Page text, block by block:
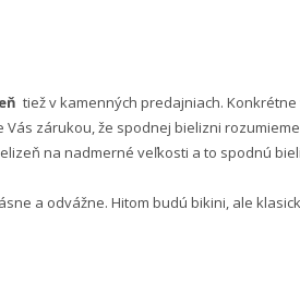
tiež v kamenných predajniach.
Vás zárukou, že spodnej bielizni
na nadmerné veľkosti a to spodnú
a odvážne. Hitom budú bikini, ale